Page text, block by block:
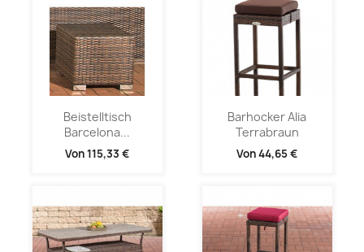
Beistelltisch
Barcelona...
Von115,33 €
Barhocker Alia
Terrabraun
Von44,65 €